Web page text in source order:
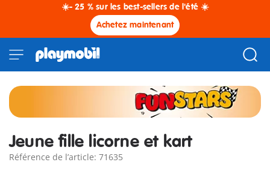
☀️- 25 % sur les best-sellers de l'été ☀️
Achetez maintenant
Jeune fille licorne et kart
Référence de l’article: 71635